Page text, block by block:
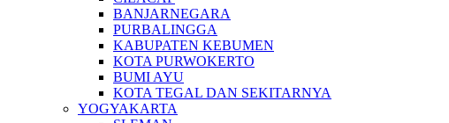
BANJARNEGARA
PURBALINGGA
KABUPATEN KEBUMEN
KOTA PURWOKERTO
BUMI AYU
KOTA TEGAL DAN SEKITARNYA
YOGYAKARTA